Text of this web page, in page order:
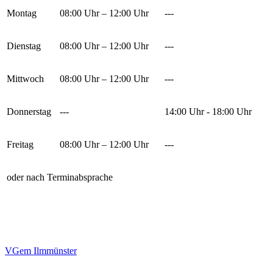
Montag 08:00 Uhr – 12:00 Uhr ---
Dienstag 08:00 Uhr – 12:00 Uhr ---
Mittwoch 08:00 Uhr – 12:00 Uhr ---
Donnerstag --- 14:00 Uhr - 18:00 Uhr
Freitag 08:00 Uhr – 12:00 Uhr ---
oder nach Terminabsprache
VGem Ilmmünster